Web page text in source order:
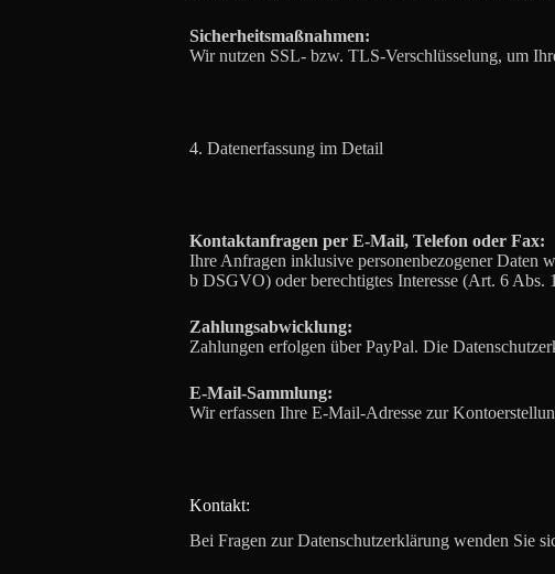
Sicherheitsmaßnahmen:
Wir nutzen SSL- bzw. TLS-Verschlüsselung, um
4. Datenerfassung im Detail
Kontaktanfragen per E-Mail, Telefon oder Fax:
Ihre Anfragen inklusive personenbezogener Daten
b DSGVO) oder berechtigtes Interesse (Art. 6
Zahlungsabwicklung:
Zahlungen erfolgen über PayPal. Die
E-Mail-Sammlung:
Wir erfassen Ihre E-Mail-Adresse zur
Kontakt:
Bei Fragen zur Datenschutzerklärung wenden Sie